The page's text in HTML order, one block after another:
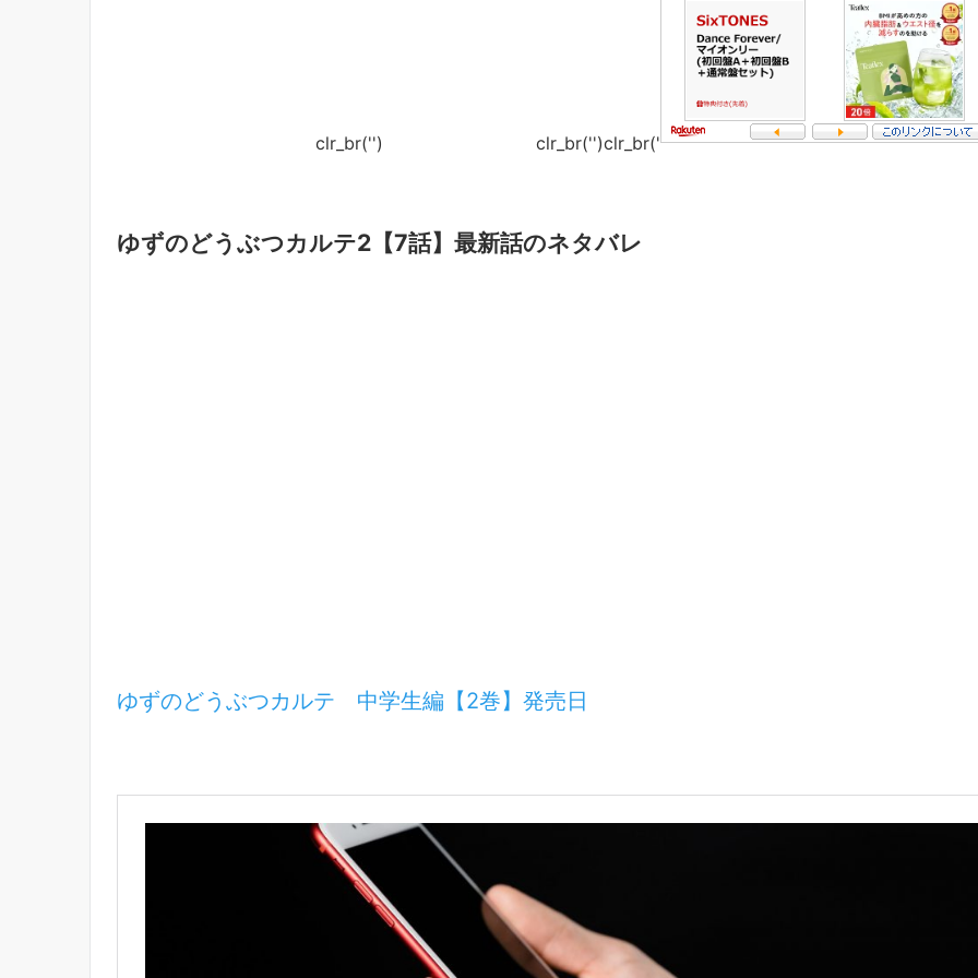
clr_br('') clr_br('')clr_br('
ゆずのどうぶつカルテ2【7話】最新話のネタバレ
ゆずのどうぶつカルテ 中学生編【2巻】発売日